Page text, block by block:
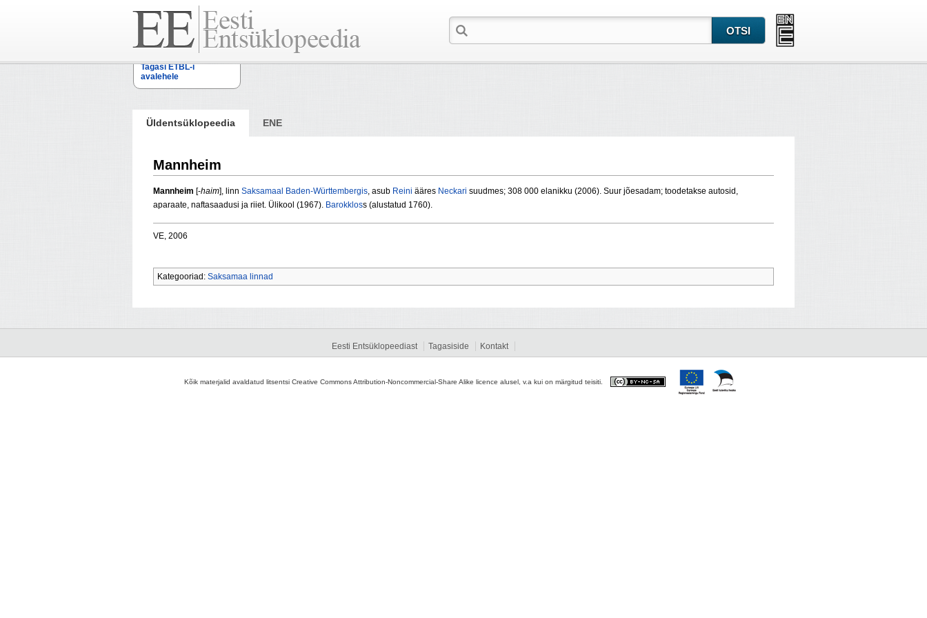
Tagasi ETBL-i
avalehele
Üldentsüklopeedia ENE
Mannheim
Mannheim [-haim], linn Saksamaal Baden-Württembergis, asub Reini ääres Neckari suudmes; 308 000 elanikku (2006). Suur jõesadam; toodetakse autosid,
aparaate, naftasaadusi ja riiet. Ülikool (1967). Barokkloss (alustatud 1760).
VE, 2006
Kategooriad: Saksamaa linnad
Eesti Entsüklopeediast Tagasiside Kontakt
Kõik materjalid avaldatud litsentsi Creative Commons Attribution-Noncommercial-Share Alike licence alusel, v.a kui on märgitud teisiti.